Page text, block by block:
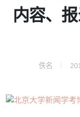
内容、
佚名